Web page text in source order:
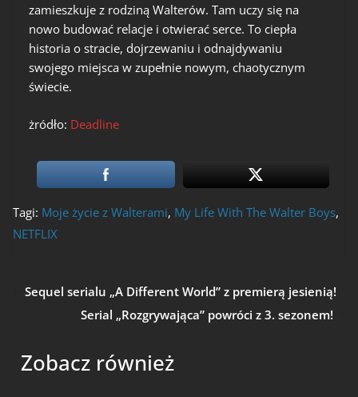
zamieszkuje z rodziną Walterów. Tam uczy się na
nowo budować relacje i otwierać serce. To ciepła
historia o stracie, dojrzewaniu i odnajdywaniu
swojego miejsca w zupełnie nowym, chaotycznym
świecie.
żródło: Deadline
Tagi: Moje życie z Walterami, My Life With The Walter Boys,
NETFLIX
Sequel serialu „A Different World” z premierą jesienią!
Serial „Rozgrywająca” powróci z 3. sezonem!
Zobacz również